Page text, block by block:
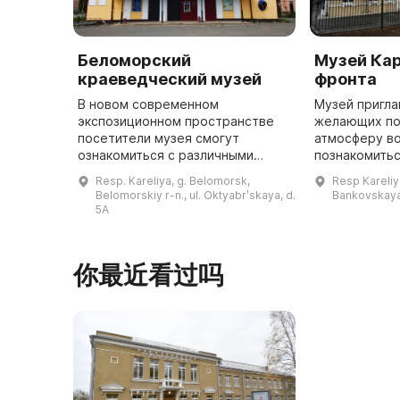
Беломорский
краеведческий музей
В новом современном
экспозиционном пространстве
посетители музея смогут
ознакомиться с различными
Беломорского Поморья:
культурой и бытом поморов,
Resp. Kareliya, g. Belomorsk,
Belomorskiy r-n., ul. Oktyabrʹskaya, d.
5A
Музей
фронта
Музей
желающих
атмосферу
Карельского
Resp
你最近看过吗